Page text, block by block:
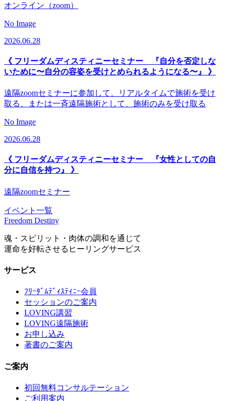
オンライン（zoom）
No Image
2026.06.28
《 フリーダムディスティニーセミナー 『自分を否定しな
いために〜自分の容姿を受けとめられるようになる〜』 》
遠隔zoomセミナーに参加して、リアルタイムで施術を受け
取る、または一斉遠隔施術として、施術のみを受け取る
No Image
2026.06.28
《 フリーダムディスティニーセミナー 『女性としての自
分に自信を持つ』 》
遠隔zoomセミナー
イベント一覧
Freedom Destiny
魂・スピリット・肉体の調和を通じて
運命を好転させるヒーリングサービス
サービス
ﾌﾘｰﾀﾞﾑﾃﾞｨｽﾃｨﾆｰ会員
セッションのご案内
LOVING講習
LOVING遠隔施術
お申し込み
著書のご案内
ご案内
初回無料コンサルテーション
ご利用案内